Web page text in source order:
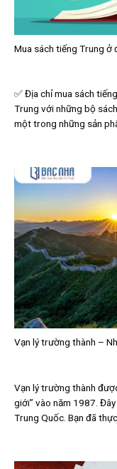
Mua sách tiếng Trung ở
✅ Địa chỉ mua sách
Trung với những bộ
một trong những sản
Vạn lý trường thành –
Vạn lý trường thành
giới” vào năm 1987.
Trung Quốc. Bạn đã